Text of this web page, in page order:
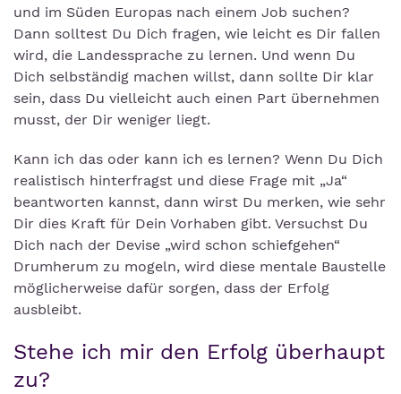
und im Süden Europas nach einem Job suchen?
Dann solltest Du Dich fragen, wie leicht es Dir fallen
wird, die Landessprache zu lernen. Und wenn Du
Dich selbständig machen willst, dann sollte Dir klar
sein, dass Du vielleicht auch einen Part übernehmen
musst, der Dir weniger liegt.
Kann ich das oder kann ich es lernen? Wenn Du Dich
realistisch hinterfragst und diese Frage mit „Ja“
beantworten kannst, dann wirst Du merken, wie sehr
Dir dies Kraft für Dein Vorhaben gibt. Versuchst Du
Dich nach der Devise „wird schon schiefgehen“
Drumherum zu mogeln, wird diese mentale Baustelle
möglicherweise dafür sorgen, dass der Erfolg
ausbleibt.
Stehe ich mir den Erfolg überhaupt
zu?